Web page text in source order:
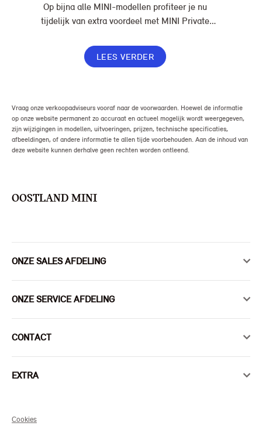
Op bijna alle MINI-modellen profiteer je nu
tijdelijk van extra voordeel met MINI Private
maand, in plaats van € 449. Afhankelijk van de
uitvoering kan jouw voordeel nog verder oplopen.
LEES VERDER
Vraag onze verkoopadviseurs vooraf naar de voorwaarden. Hoewel de informatie
op onze website permanent zo accuraat en actueel mogelijk wordt weergegeven,
zijn wijzigingen in modellen, uitvoeringen, prijzen, technische specificaties,
afbeeldingen, of andere informatie te allen tijde voorbehouden. Aan de inhoud van
deze website kunnen derhalve geen rechten worden ontleend.
OOSTLAND MINI
ONZE SALES AFDELING
ONZE SERVICE AFDELING
CONTACT
EXTRA
Cookies